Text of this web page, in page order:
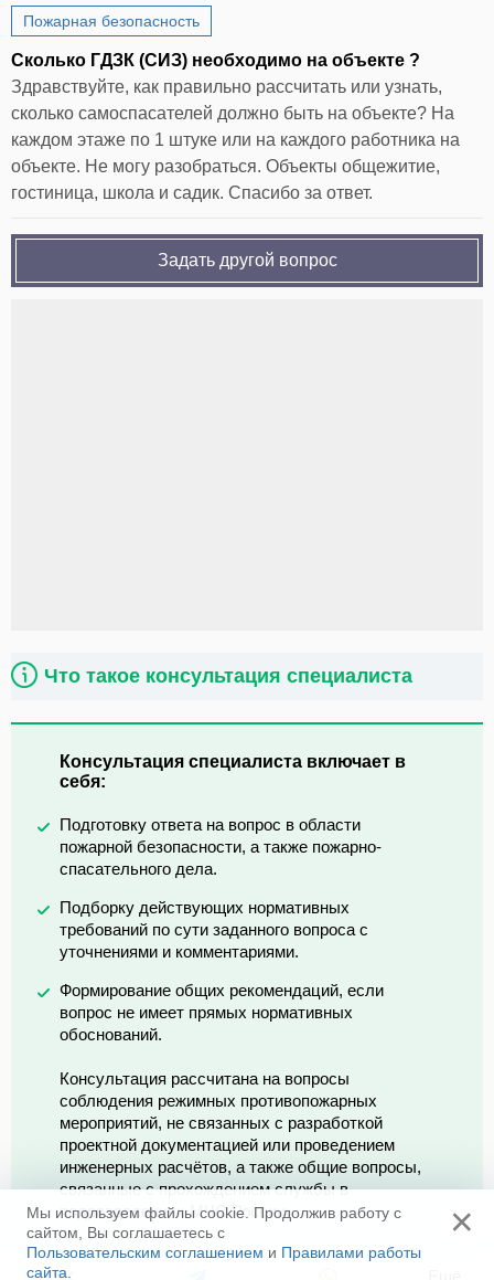
Пожарная безопасность
Сколько ГДЗК (СИЗ) необходимо на объекте ?
Здравствуйте, как правильно рассчитать или узнать,
сколько самоспасателей должно быть на объекте? На
каждом этаже по 1 штуке или на каждого работника на
объекте. Не могу разобраться. Объекты общежитие,
гостиница, школа и садик. Спасибо за ответ.
Задать другой вопрос
Что такое консультация специалиста
Консультация специалиста включает в
себя:
Подготовку ответа на вопрос в области
пожарной безопасности, а также пожарно-
спасательного дела.
Подборку действующих нормативных
требований по сути заданного вопроса с
уточнениями и комментариями.
Формирование общих рекомендаций, если
вопрос не имеет прямых нормативных
обоснований.
Консультация рассчитана на вопросы
соблюдения режимных противопожарных
мероприятий, не связанных с разработкой
проектной документацией или проведением
инженерных расчётов, а также общие вопросы,
связанные с прохождением службы в
подразделениях МЧС России.
Мы используем файлы cookie. Продолжив работу с
сайтом, Вы соглашаетесь с
Пользовательским соглашением и Правилами работы
сайта
×